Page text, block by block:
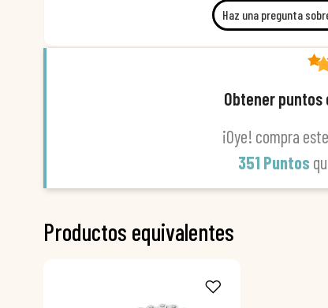
Haz una pregunta
Obtener puntos
¡Oye! compra
351 Puntos
Productos equivalentes